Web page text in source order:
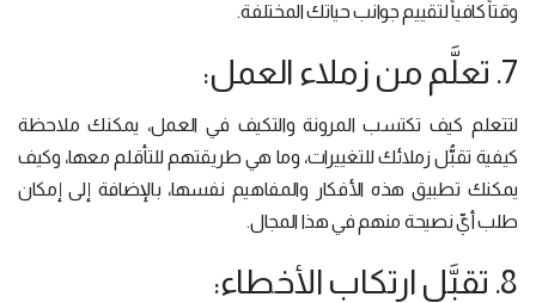
وقتاً كافياً لتقييم جوانب حياتك المختلفة.
7. تعلَّم من زملاء العمل:
لتتعلم كيف تكتسب المرونة والتكيف في العمل، يمكنك ملاحظة
كيفية تقبُّل زملائك للتغييرات، وما هي طريقتهم للتأقلم معها، وكيف
يمكنك تطبيق هذه الأفكار والمفاهيم نفسها، بالإضافة إلى إمكان
طلب أيِّ نصيحة منهم في هذا المجال.
8. تقبَّل ارتكاب الأخطاء: